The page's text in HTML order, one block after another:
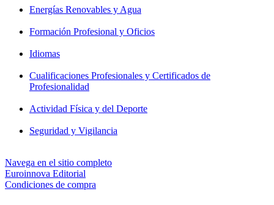
Energías Renovables y Agua
Formación Profesional y Oficios
Idiomas
Cualificaciones Profesionales y Certificados de
Profesionalidad
Actividad Física y del Deporte
Seguridad y Vigilancia
Navega en el sitio completo
Euroinnova Editorial
Condiciones de compra